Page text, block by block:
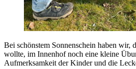
Bei schönstem Sonnenschein haben wir,
wollte, im Innenhof noch eine kleine
Aufmerksamkeit der Kinder und die